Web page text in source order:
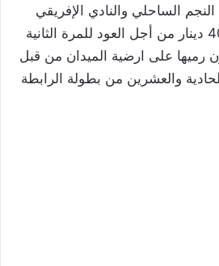
الساحلي والنادي الإفريقي
بخطية مالية قدرها 4000 دينار من أجل العود للمرة الثانية
رميها على ارضية الميدان من قبل
والعشرين من بطولة الرابطة